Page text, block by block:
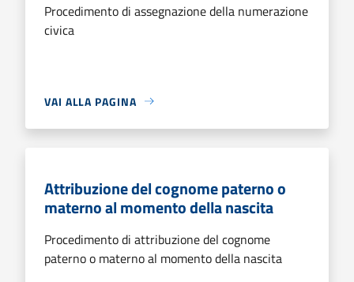
Procedimento di assegnazione della numerazione
civica
VAI ALLA PAGINA
Attribuzione del cognome paterno o
materno al momento della nascita
Procedimento di attribuzione del cognome
paterno o materno al momento della nascita